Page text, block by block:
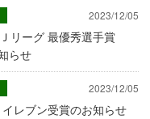
2023/12/05
リーグ 最優秀選手賞
らせ
2023/12/05
レブン受賞のお知らせ